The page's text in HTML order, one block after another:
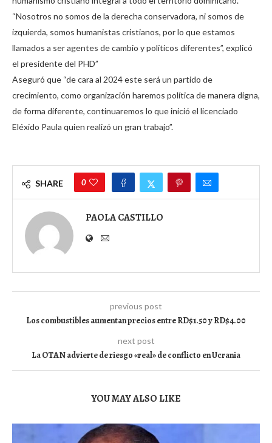
“Nosotros no somos de la derecha conservadora, ni somos de
izquierda, somos humanistas cristianos, por lo que estamos
llamados a ser agentes de cambio y políticos diferentes”, explicó
el presidente del PHD”
Aseguró que “de cara al 2024 este será un partido de
crecimiento, como organización haremos política de manera digna,
de forma diferente, continuaremos lo que inició el licenciado
Eléxido Paula quien realizó un gran trabajo”.
SHARE 0
PAOLA CASTILLO
previous post
Los combustibles aumentan precios entre RD$1.50 y RD$4.00
next post
La OTAN advierte de riesgo «real» de conflicto en Ucrania
YOU MAY ALSO LIKE